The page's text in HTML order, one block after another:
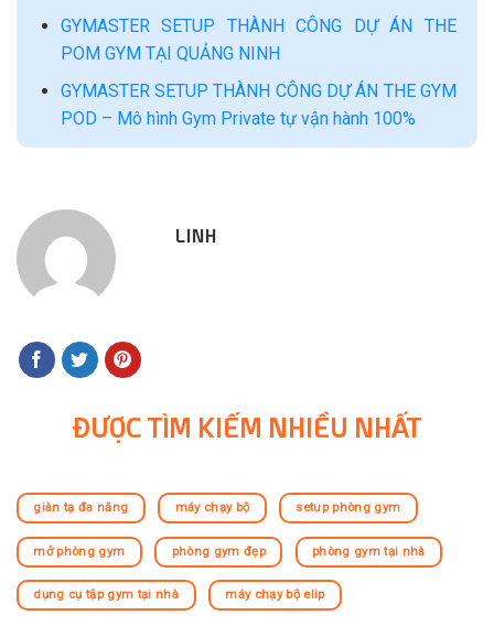
GYMASTER SETUP THÀNH CÔNG DỰ ÁN THE
POM GYM TẠI QUẢNG NINH
GYMASTER SETUP THÀNH CÔNG DỰ ÁN THE GYM
POD – Mô hình Gym Private tự vận hành 100%
LINH
ĐƯỢC TÌM KIẾM NHIỀU NHẤT
giàn tạ đa năng máy chạy bộ setup phòng gym
mở phòng gym phòng gym đẹp phòng gym tại nhà
dụng cụ tập gym tại nhà máy chạy bộ elip